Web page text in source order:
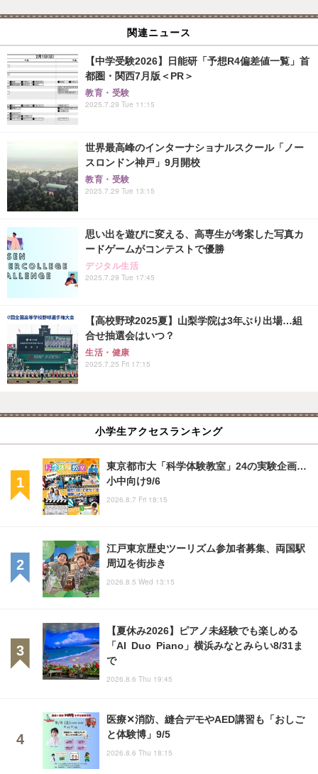
関連ニュース
【中学受験2026】日能研「予想R4偏差値一覧」首
都圏・関西7月版＜PR＞
教育・受験
2025.7.29 Tue 11:15
世界最高峰のインターナショナルスクール「ノー
スロンドン神戸」9月開校
教育・受験
2025.7.29 Tue 13:15
思い出を遊びに変える、高専生が考案した写真カ
ードゲームがコンテストで優勝
デジタル生活
2025.7.29 Tue 17:45
【高校野球2025夏】山梨学院は3年ぶり出場…組
合せ抽選会はいつ？
生活・健康
2025.7.25 Fri 17:15
小学生アクセスランキング
東京都市大「科学体験教室」24の実験企画…
小中向け9/6
2026.8.7 Fri 18:15
江戸東京歴史ツーリズム参加者募集、両国駅
周辺を街歩き
2026.8.5 Wed 13:15
【夏休み2026】ピアノ未経験でも楽しめる
「AI Duo Piano」横浜みなとみらい8/31ま
で
2026.8.6 Thu 19:45
医療✕消防、縫合デモやAED講習も「おしご
と体験博」9/5
2026.8.6 Thu 18:15